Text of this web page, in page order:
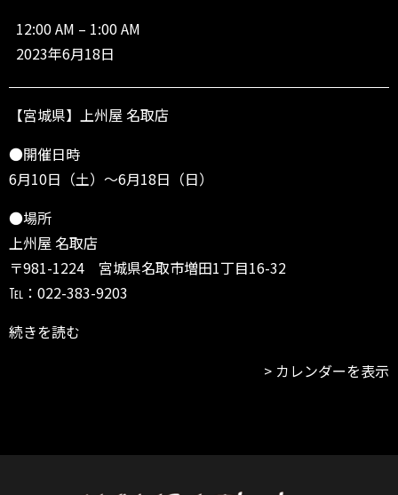
12:00 AM – 1:00 AM
2023年6月18日
【宮城県】上州屋 名取店
●開催日時
6月10日（土）～6月18日（日）
●場所
上州屋 名取店
〒981-1224 宮城県名取市増田1丁目16-32
℡：022-383-9203
続きを読む
カレンダーを表示